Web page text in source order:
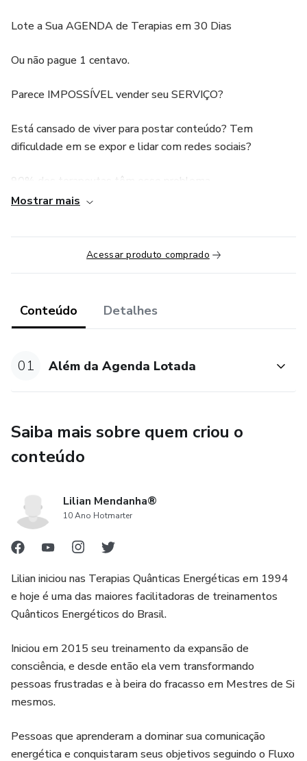
Lote a Sua AGENDA de Terapias em 30 Dias
Ou não pague 1 centavo.
Parece IMPOSSÍVEL vender seu SERVIÇO?
Está cansado de viver para postar conteúdo? Tem
dificuldade em se expor e lidar com redes sociais?
90% dos terapeutas têm esse problema.
estão nem perto de construir um negócio com sua
MISSÃO E PROPÓSITO DE VIDA.
começar.
Neste breve texto, vou te mostrar o PASSO A PASSO
que trilhei para sair dessa situação e TER CLIENTES FIÉIS
MÊS.
Mostrar mais
Acessar produto comprado
Conteúdo Detalhes
01 Além da Agenda Lotada
Saiba mais sobre quem criou o
conteúdo
Lilian Mendanha®
10 Ano Hotmarter
Lilian iniciou nas Terapias Quânticas Energéticas em 1994
e hoje é uma das maiores facilitadoras de treinamentos
Quânticos Energéticos do Brasil.
Iniciou em 2015 seu treinamento da expansão de
consciência, e desde então ela vem transformando
pessoas frustradas e à beira do fracasso em Mestres de Si
mesmos.
Pessoas que aprenderam a dominar sua comunicação
energética e conquistaram seus objetivos seguindo o Fluxo